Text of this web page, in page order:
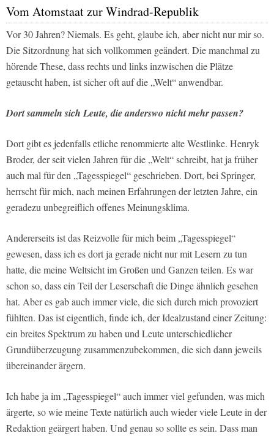
Vom Atomstaat zur Windrad-Republik
Vor 30 Jahren? Niemals. Es geht, glaube ich, aber nicht nur mir so.
Die Sitzordnung hat sich vollkommen geändert. Die manchmal zu
hörende These, dass rechts und links inzwischen die Plätze
getauscht haben, ist sicher oft auf die „Welt“ anwendbar.
Dort sammeln sich Leute, die anderswo nicht mehr passen?
Dort gibt es jedenfalls etliche renommierte alte Westlinke. Henryk
Broder, der seit vielen Jahren für die „Welt“ schreibt, hat ja früher
auch mal für den „Tagesspiegel“ geschrieben. Dort, bei Springer,
herrscht für mich, nach meinen Erfahrungen der letzten Jahre, ein
geradezu unbegreiflich offenes Meinungsklima.
Andererseits ist das Reizvolle für mich beim „Tagesspiegel“
gewesen, dass ich es dort ja gerade nicht nur mit Lesern zu tun
hatte, die meine Weltsicht im Großen und Ganzen teilen. Es war
schon so, dass ein Teil der Leserschaft die Dinge ähnlich gesehen
hat. Aber es gab auch immer viele, die sich durch mich provoziert
fühlten. Das ist eigentlich, finde ich, der Idealzustand einer Zeitung:
ein breites Spektrum zu haben und Leute unterschiedlicher
Grundüberzeugung zusammenzubekommen, die sich dann jeweils
übereinander ärgern.
Ich habe ja im „Tagesspiegel“ auch immer viel gefunden, was mich
ärgerte, so wie meine Texte natürlich auch wieder viele Leute in der
Redaktion geärgert haben. Und genau so sollte es sein. Dass man